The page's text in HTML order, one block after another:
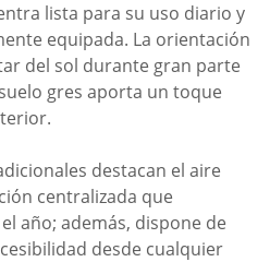
lista para su uso diario y
equipada. La orientación
del sol durante gran parte
gres aporta un toque
destacan el aire
centralizada que
año; además, dispone de
desde cualquier